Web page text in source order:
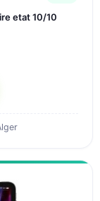
etat 10/10